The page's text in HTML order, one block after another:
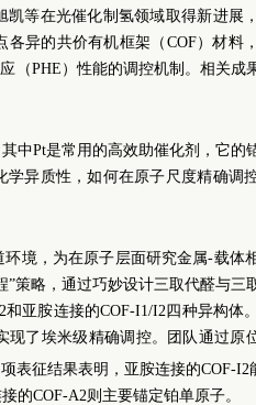
等在光催化制氢领域取得新进展
异的共价有机框架（COF）材料
（PHE）性能的调控机制。相关成
中Pt是常用的高效助催化剂，它的
异质性，如何在原子尺度精确调
境，为在原子层面研究金属-载体
策略，通过巧妙设计三取代醛与三
亚胺连接的COF-I1/I2四种异构体
了埃米级精确调控。团队通过原
表征结果表明，亚胺连接的COF-I2
的COF-A2则主要锚定铂单原子。